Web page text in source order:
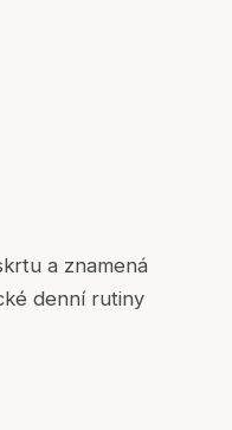
a znamená
denní rutiny